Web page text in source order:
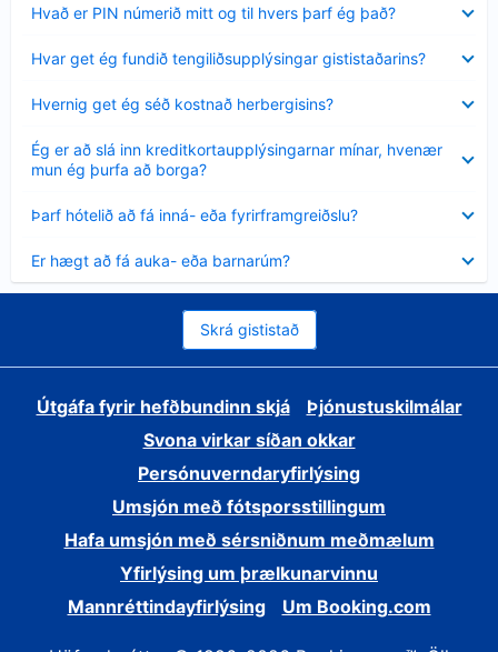
Hvað er PIN númerið mitt og til hvers þarf ég það?
sýnt
Hvar get ég fundið tengiliðsupplýsingar gististaðarins?
sýnt
Hvernig get ég séð kostnað herbergisins?
sýnt
Ég er að slá inn kreditkortaupplýsingarnar mínar, hvenær
mun ég þurfa að borga?
Minna
sýnt
Þarf hótelið að fá inná- eða fyrirframgreiðslu?
sýnt
Er hægt að fá auka- eða barnarúm?
sýnt
Skrá gististað
Útgáfa fyrir hefðbundinn skjá
Þjónustuskilmálar
Svona virkar síðan okkar
Persónuverndaryfirlýsing
Umsjón með fótsporsstillingum
Hafa umsjón með sérsniðnum meðmælum
Yfirlýsing um þrælkunarvinnu
Mannréttindayfirlýsing
Um Booking.com